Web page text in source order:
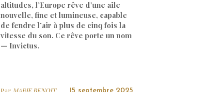
altitudes, l’Europe rêve d’une aile
nouvelle, fine et lumineuse, capable
de fendre l’air à plus de cinq fois la
vitesse du son. Ce rêve porte un nom
— Invictus.
Par MARIE BENOIT